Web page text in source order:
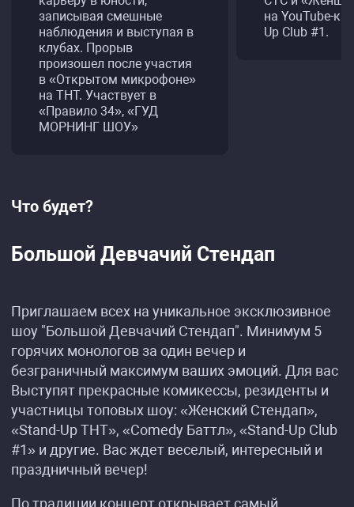
записывая смешные
наблюдения и выступая в
клубах. Прорыв
произошел после участия
в «Открытом микрофоне»
на ТНТ. Участвует в
«Правило 34», «ГУД
МОРНИНГ ШОУ»
на YouTube-
Up Club #1.
Что будет?
Большой Девчачий Стендап
Приглашаем всех на уникальное эксклюзивное
шоу "Большой Девчачий Стендап". Минимум 5
горячих монологов за один вечер и
безграничный максимум ваших эмоций. Для вас
Выступят прекрасные комикессы, резиденты и
участницы топовых шоу: «Женский Стендап»,
«Stand-Up ТНТ», «Comedy Баттл», «Stand-Up Club
#1» и другие. Вас ждет веселый, интересный и
праздничный вечер!
По традиции концерт открывает самый